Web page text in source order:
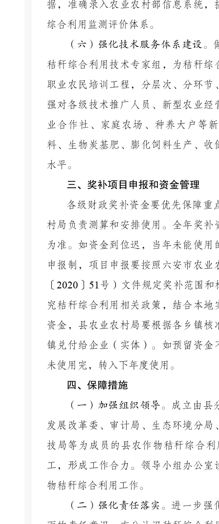
据，准确录入农业农村部信息系统
综合利用监测评价体系。
（六）强化技术服务体系建设。
秸秆综合利用技术专家组，为秸秆
职业农民培训工程，分层次、分环
强对各级技术推广人员、新型农业
业合作社、家庭农场、种养大户等
料、生物炭基肥、膨化饲料生产、
水平。
三、奖补项目申报和资金管理
各级财政奖补资金要优先保障
村局负责测算和安排使用。全年奖
为准。如资金到位迟，当年未能使
申报制，项目申报要按照六安市农
〔2020 〕 51 号） 文件规定奖补范围
究秸秆综合利用相关政策，结合本
资金，县农业农村局要根据各乡镇
镇兑付给企业（实体）。如预留资
未使用完，转入下年度使用。
四、 保障措施
（一）加强组织领导。
成立由县
发展改革委、审计局、生态环境分
技局等为成员的县农作物秸秆综合
工，形成工作合力。领导小组办公
物秸秆综合利用工作。
（ 二 ）强化责任落实。 进一步强